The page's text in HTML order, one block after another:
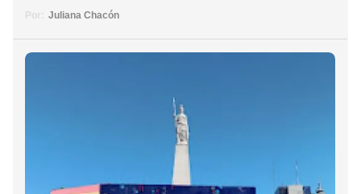
Por: Juliana Chacón